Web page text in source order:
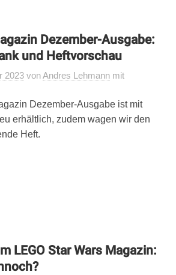
Dezember-Ausgabe:
und Heftvorschau
2023 vonAndres Lehmann mit
Dezember-Ausgabe ist mit
erhältlich, zudem wagen wir den
Heft.
LEGO Star Wars Magazin: